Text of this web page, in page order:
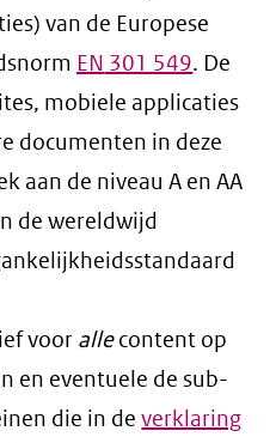
van de Europese
EN 301 549. De
mobiele applicaties
documenten in deze
aan de niveau A en AA
de wereldwijd
voor allecontent op
en eventuele de sub-
die in deverklaring